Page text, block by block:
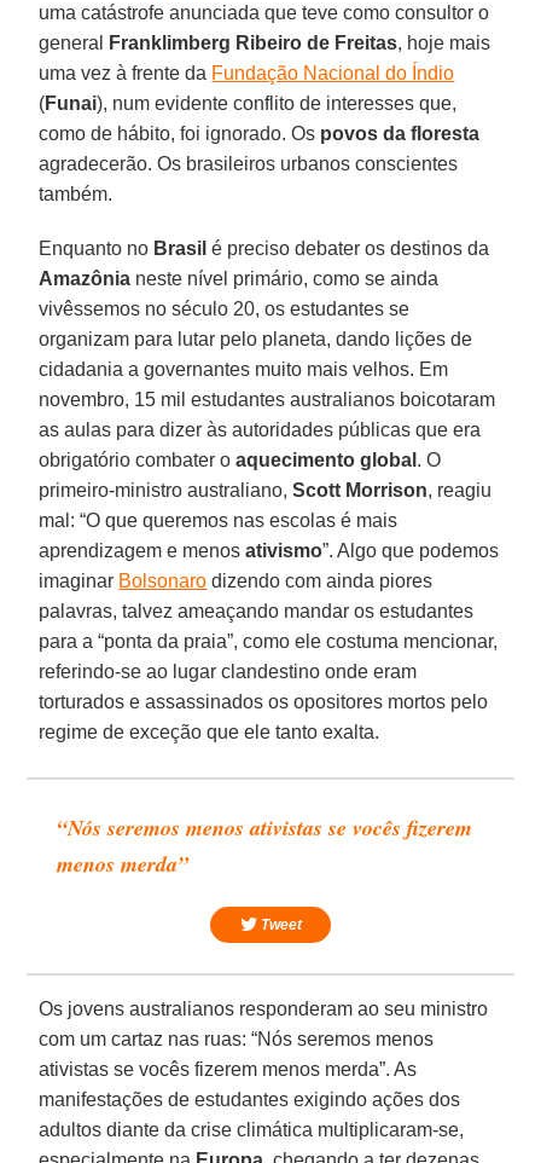
uma catástrofe anunciada que teve como consultor o
general
Franklimberg Ribeiro de Freitas, hoje mais
uma vez à frente da Fundação Nacional do Índio
(Funai), num evidente conflito de interesses que,
como de hábito, foi ignorado. Os povos da floresta
agradecerão. Os brasileiros urbanos conscientes
também.
Enquanto no Brasil é preciso debater os destinos da
Amazônia neste nível primário, como se ainda
vivêssemos no século 20, os estudantes se
organizam para lutar pelo planeta, dando lições de
cidadania a governantes muito mais velhos. Em
novembro, 15 mil estudantes australianos boicotaram
as aulas para dizer às autoridades públicas que era
obrigatório combater oaquecimento global . O
primeiro-ministro australiano,Scott Morrison, reagiu
mal: “O que queremos nas escolas é mais
aprendizagem e menosativismo”. Algo que podemos
imaginar Bolsonaro dizendo com ainda piores
palavras, talvez ameaçando mandar os estudantes
para a “ponta da praia”, como ele costuma mencionar,
referindo-se ao lugar clandestino onde eram
torturados e assassinados os opositores mortos pelo
regime de exceção que ele tanto exalta.
“Nós seremos menos ativistas se vocês fizerem
menos merda”
Tweet
Os jovens australianos responderam ao seu ministro
com um cartaz nas ruas: “Nós seremos menos
ativistas se vocês fizerem menos merda”. As
manifestações de estudantes exigindo ações dos
adultos diante da crise climática multiplicaram-se,